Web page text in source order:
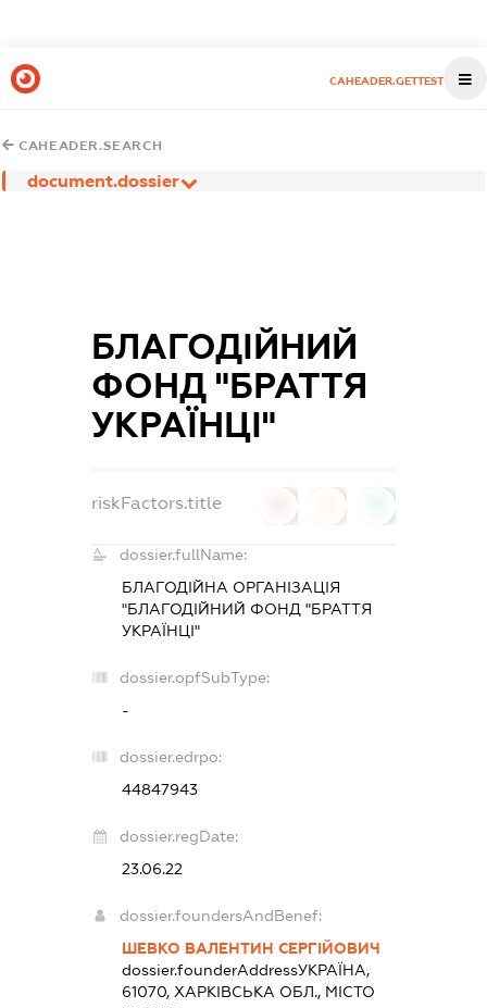
CAHEADER.GETTEST
CAHEADER.SEARCH
document.dossier
БЛАГОДІЙНИЙ
ФОНД "БРАТТЯ
УКРАЇНЦІ"
riskFactors.title
dossier.fullName:
БЛАГОДІЙНА ОРГАНІЗАЦІЯ
"БЛАГОДІЙНИЙ ФОНД "БРАТТЯ
УКРАЇНЦІ"
dossier.opfSubType:
-
dossier.edrpo:
44847943
dossier.regDate:
23.06.22
dossier.foundersAndBenef:
ШЕВКО ВАЛЕНТИН СЕРГІЙОВИЧ
dossier.founderAddressУКРАЇНА,
61070, ХАРКІВСЬКА ОБЛ., МІСТО